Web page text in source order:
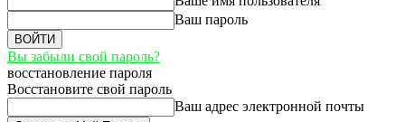
Ваш пароль
Вы забыли свой пароль?
восстановление пароля
Восстановите свой пароль
Ваш адрес электронной почты